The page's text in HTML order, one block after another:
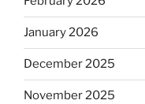
January 2026
December 2025
November 2025